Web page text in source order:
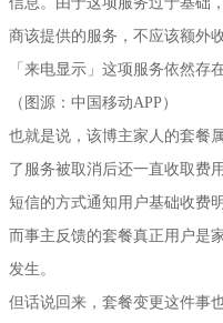
商该提供的服务，不应该额外
「来电显示」这项服务依然存
（图源：中国移动APP）
也就是说，该博主家人的套餐
了服务被取消后还一直收取费
短信的方式通知用户基础收费
而事主反馈的套餐真正用户是
发生。
但话说回来，套餐变更这件事